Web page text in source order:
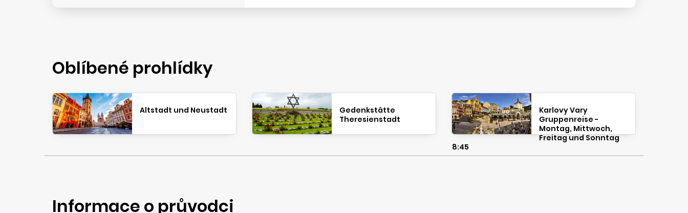
Oblíbené prohlídky
Altstadt und Neustadt
Gedenkstätte
Theresienstadt
Karlovy Vary
Gruppenreise -
Montag, Mittwoch,
Freitag und Sonntag
8:45
Informace o průvodci